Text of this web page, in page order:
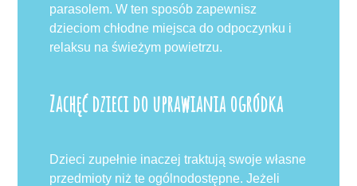
parasolem. W ten sposób zapewnisz
dzieciom chłodne miejsca do odpoczynku i
relaksu na świeżym powietrzu.
Zachęć dzieci do uprawiania ogródka
Dzieci zupełnie inaczej traktują swoje własne
przedmioty niż te ogólnodostępne. Jeżeli